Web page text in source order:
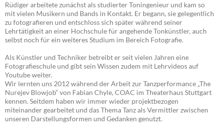
Rüdiger arbeitete zunächst als studierter Toningenieur und kam so
mit vielen Musikern und Bands in Kontakt. Er begann, sie gelegentlich
zu fotografieren und entschloss sich später während seiner
Lehrtätigkeit an einer Hochschule für angehende Tonkünstler, auch
selbst noch für ein weiteres Studium im Bereich Fotografie.
Als Künstler und Techniker betreibt er seit vielen Jahren eine
Fotografieschule und gibt sein Wissen zudem mit Lehrvideos auf
Youtube weiter.
Wir lernten uns 2012 während der Arbeit zur Tanzperformance „The
Nurejev Blowjob“ von Fabian Chyle, COAC im Theaterhaus Stuttgart
kennen. Seitdem haben wir immer wieder projektbezogen
miteinander gearbeitet und das Thema Tanz als Vermittler zwischen
unseren Darstellungsformen und Gedanken genutzt.